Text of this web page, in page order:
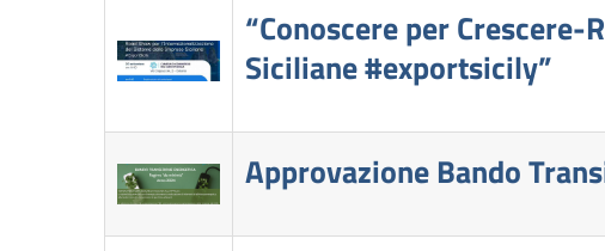
“Conoscere per
Siciliane #exportsicily”
Approvazione Bando